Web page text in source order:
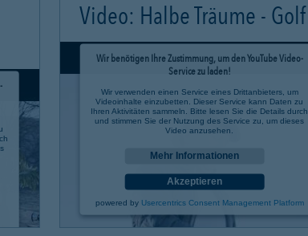
Video: Halbe Träume - Golf
Wir benötigen Ihre Zustimmung, um den YouTube Video-
Service zu laden!
Wir verwenden einen Service eines Drittanbieters, um
Videoinhalte einzubetten. Dieser Service kann Daten zu
Ihren Aktivitäten sammeln. Bitte lesen Sie die Details durch
und stimmen Sie der Nutzung des Service zu, um dieses
Video anzusehen.
Mehr Informationen
Akzeptieren
powered by Usercentrics Consent Management Platform